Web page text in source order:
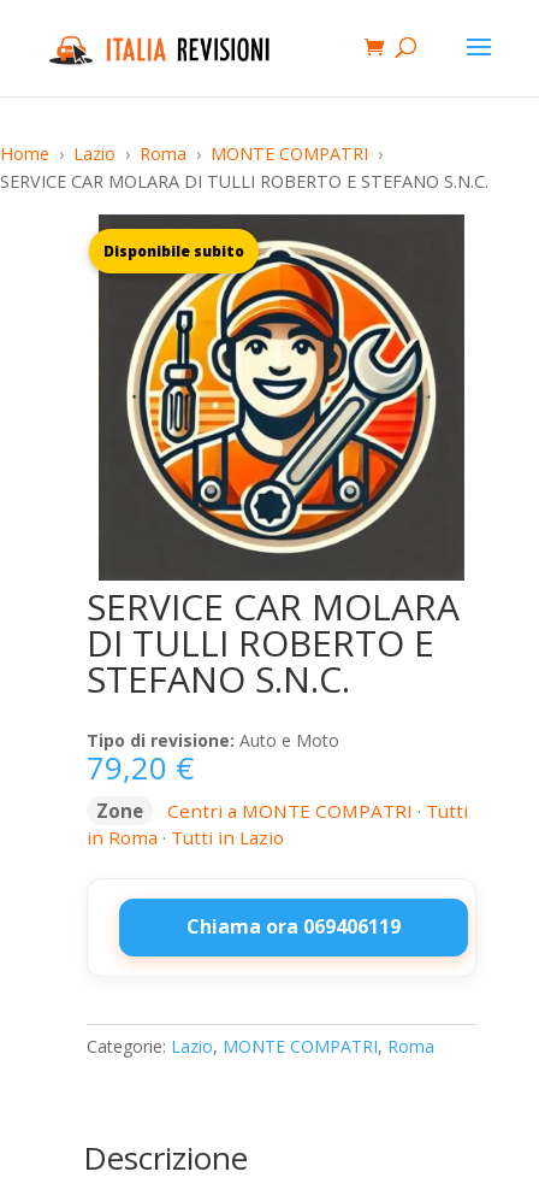
Home Lazio Roma
MONTE COMPATRI
SERVICE CAR MOLARA DI TULLI ROBERTO E STEFANO S.N.C.
SERVICE CAR MOLARA
DI TULLI ROBERTO E
STEFANO S.N.C.
Tipo di revisione: Auto e Moto
79,20 €
Zone Centri a MONTE COMPATRI · Tutti
in Roma · Tutti in Lazio
Chiama ora 069406119
SERVICE
MOLARA
DI
STEFANO
Categorie: Lazio, MONTE COMPATRI, Roma
Descrizione